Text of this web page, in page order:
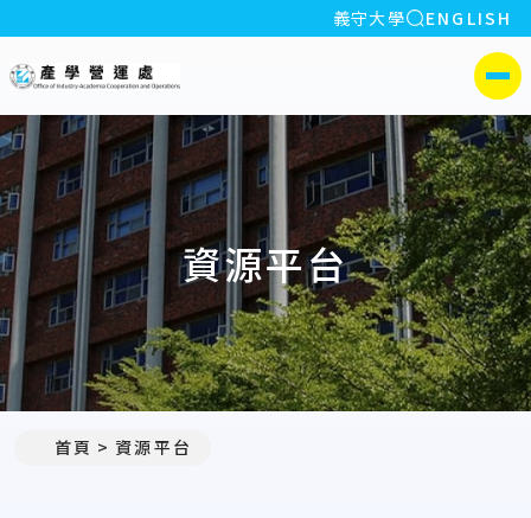
:::
義守大學 全站搜索
ENGLISH
側選單
資源平台
首頁 資源平台